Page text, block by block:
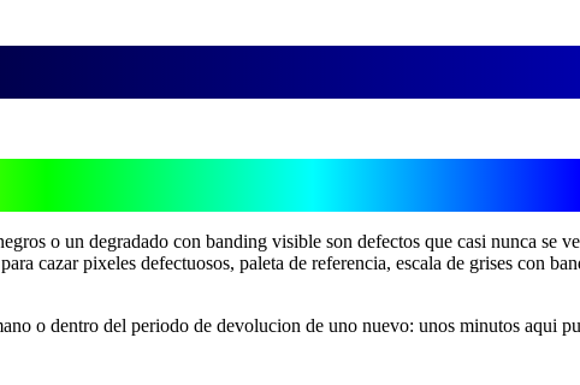
o un degradado con banding visible son defectos que casi nunca se
cazar pixeles defectuosos, paleta de referencia, escala de grises con
o dentro del periodo de devolucion de uno nuevo: unos minutos aqui